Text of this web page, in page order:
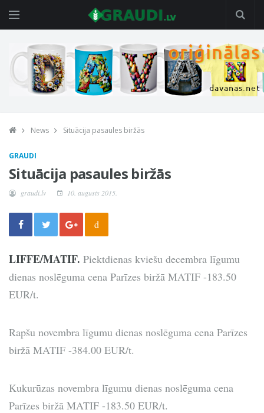
News Situācija pasaules biržās
GRAUDI
Situācija pasaules biržās
graudi.lv 10. augusts 2015.
d
LIFFE/MATIF. Piektdienas kviešu decembra līgumu
dienas noslēguma cena Parīzes biržā MATIF -183.50
EUR/t.
Rapšu novembra līgumu dienas noslēguma cena Parīzes
biržā MATIF -384.00 EUR/t.
Kukurūzas novembra līgumu dienas noslēguma cena
Parīzes biržā MATIF -183.50 EUR/t.